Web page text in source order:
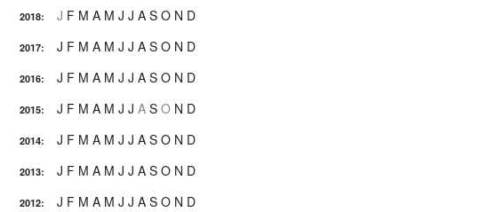
2018: J F M A M J J A S O N D
2017: J F M A M J J A S O N D
2016: J F M A M J J A S O N D
2015: J F M A M J J A S O N D
2014: J F M A M J J A S O N D
2013: J F M A M J J A S O N D
2012: J F M A M J J A S O N D